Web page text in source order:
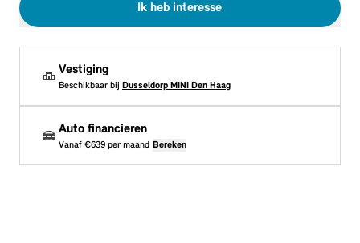
Ik heb interesse
Vestiging
Beschikbaar bij Dusseldorp MINI Den Haag
Auto financieren
Vanaf €639 per maand Bereken